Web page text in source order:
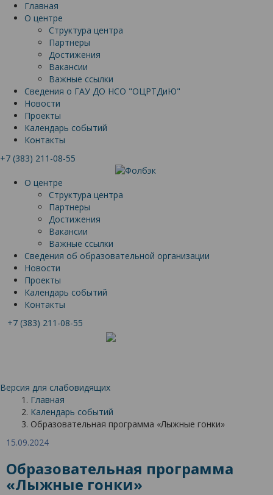
Главная
О центре
Структура центра
Партнеры
Достижения
Вакансии
Важные ссылки
Сведения о ГАУ ДО НСО "ОЦРТДиЮ"
Новости
Проекты
Календарь событий
Контакты
+7 (383) 211-08-55
О центре
Структура центра
Партнеры
Достижения
Вакансии
Важные ссылки
Сведения об образовательной организации
Новости
Проекты
Календарь событий
Контакты
+7 (383) 211-08-55
Версия для слабовидящих
Главная
Календарь событий
Образовательная программа «Лыжные гонки»
15.09.2024
Образовательная программа
«Лыжные гонки»